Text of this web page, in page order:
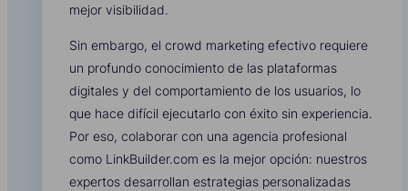
mejor visibilidad.
Sin embargo, el crowd marketing efectivo requiere
un profundo conocimiento de las plataformas
digitales y del comportamiento de los usuarios, lo
que hace difícil ejecutarlo con éxito sin experiencia.
Por eso, colaborar con una agencia profesional
como LinkBuilder.com es la mejor opción: nuestros
expertos desarrollan estrategias personalizadas